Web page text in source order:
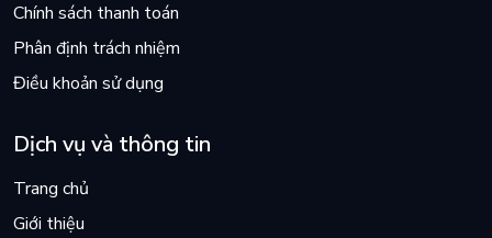
Chính sách thanh toán
Phân định trách nhiệm
Điều khoản sử dụng
Dịch vụ và thông tin
Trang chủ
Giới thiệu